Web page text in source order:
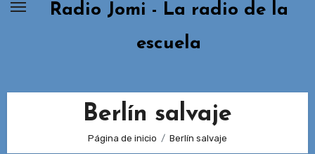
Radio Jomi - La radio de la
escuela
Berlín salvaje
Página de inicio Berlín salvaje